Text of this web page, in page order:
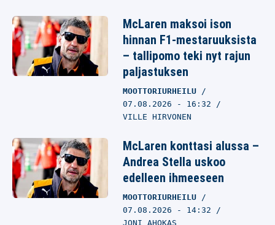
McLaren maksoi ison
hinnan F1-mestaruuksista
– tallipomo teki nyt rajun
paljastuksen
MOOTTORIURHEILU
07.08.2026 - 16:32
VILLE HIRVONEN
McLaren konttasi alussa –
Andrea Stella uskoo
edelleen ihmeeseen
MOOTTORIURHEILU
07.08.2026 - 14:32
JONI AHOKAS